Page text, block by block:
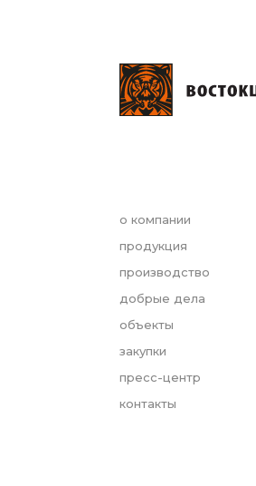
о компании
продукция
производство
добрые дела
объекты
закупки
пресс-центр
контакты